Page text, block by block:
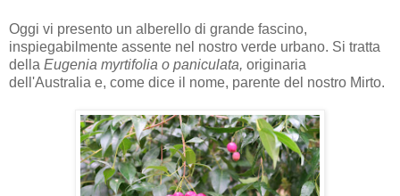
Oggi vi presento un alberello di grande fascino,
inspiegabilmente assente nel nostro verde urbano. Si tratta
della Eugenia myrtifolia o paniculata, originaria
dell'Australia e, come dice il nome, parente del nostro Mirto.